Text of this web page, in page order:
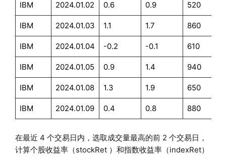
IBM 2024.01.02 0.6 0.9 520
IBM 2024.01.03 1.1 1.7 860
IBM 2024.01.04 -0.2 -0.1 610
IBM 2024.01.05 0.9 1.4 940
IBM 2024.01.08 1.3 1.9 650
IBM 2024.01.09 0.4 0.8 880
在最近 4 个交易日内，选取成交量最高的前 2 个交易日，
计算个股收益率（stockRet ）和指数收益率（indexRet）